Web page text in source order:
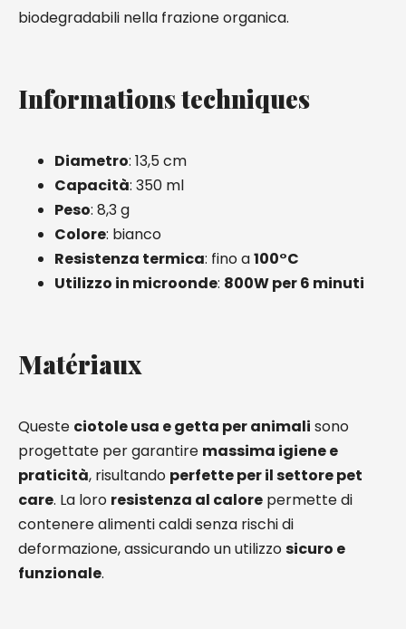
biodegradabili nella frazione organica.
Informations techniques
Diametro: 13,5 cm
Capacità: 350 ml
Peso: 8,3 g
Colore: bianco
Resistenza termica: fino a100°C
Utilizzo in microonde: 800W per 6 minuti
Matériaux
Queste ciotole usa e getta per animali sono
progettate per garantire massima igiene e
praticità, risultando perfette per il settore pet
care. La loro resistenza al calore permette di
contenere alimenti caldi senza rischi di
deformazione, assicurando un utilizzosicuro e
funzionale.